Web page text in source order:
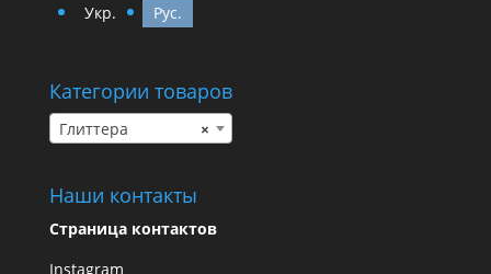
Укр. Рус.
Категории товаров
×
Глиттера
Наши контакты
Страница контактов
Instagram